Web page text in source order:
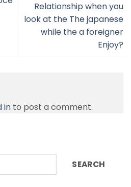
Relationship when you
look at the The japanese
while the a foreigner
Enjoy?
in to post a comment.
SEARCH